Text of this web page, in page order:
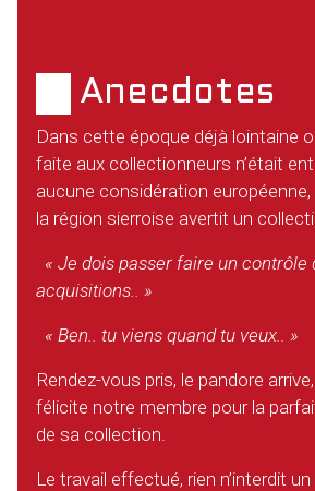
Anecdotes
Dans cette époque déjà lointaine
faite aux collectionneurs n’était
aucune considération
la région sierroise avertit un
« Je dois passer faire un contrôle
acquisitions.. »
« Ben.. tu viens quand tu veux.. »
Rendez-vous pris, le pandore
félicite notre membre pour la
de sa collection.
Le travail effectué, rien n’interdit